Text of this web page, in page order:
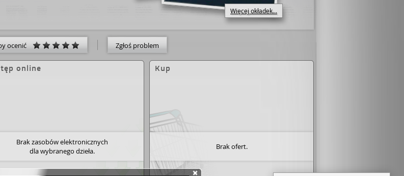
Więcej okładek...
ocenić Zgłoś problem
online
Brak zasobów elektronicznych
dla wybranego dzieła.
Kup
Brak ofert.